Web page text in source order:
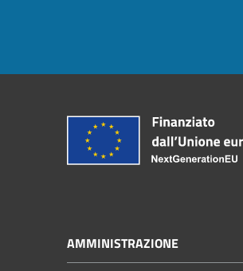
AMMINISTRAZIONE